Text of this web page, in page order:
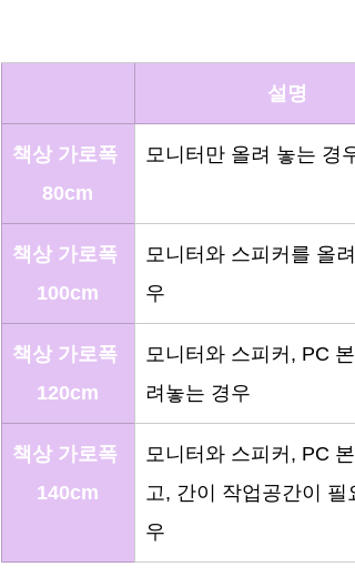
설명
책상 가로폭
80cm
모니터만 올려 놓는 경우
책상 가로폭
100cm
모니터와 스피커를 올려
우
책상 가로폭
120cm
모니터와 스피커, PC 본
려놓는 경우
책상 가로폭
140cm
모니터와 스피커, PC 본
고, 간이 작업공간이 필
우